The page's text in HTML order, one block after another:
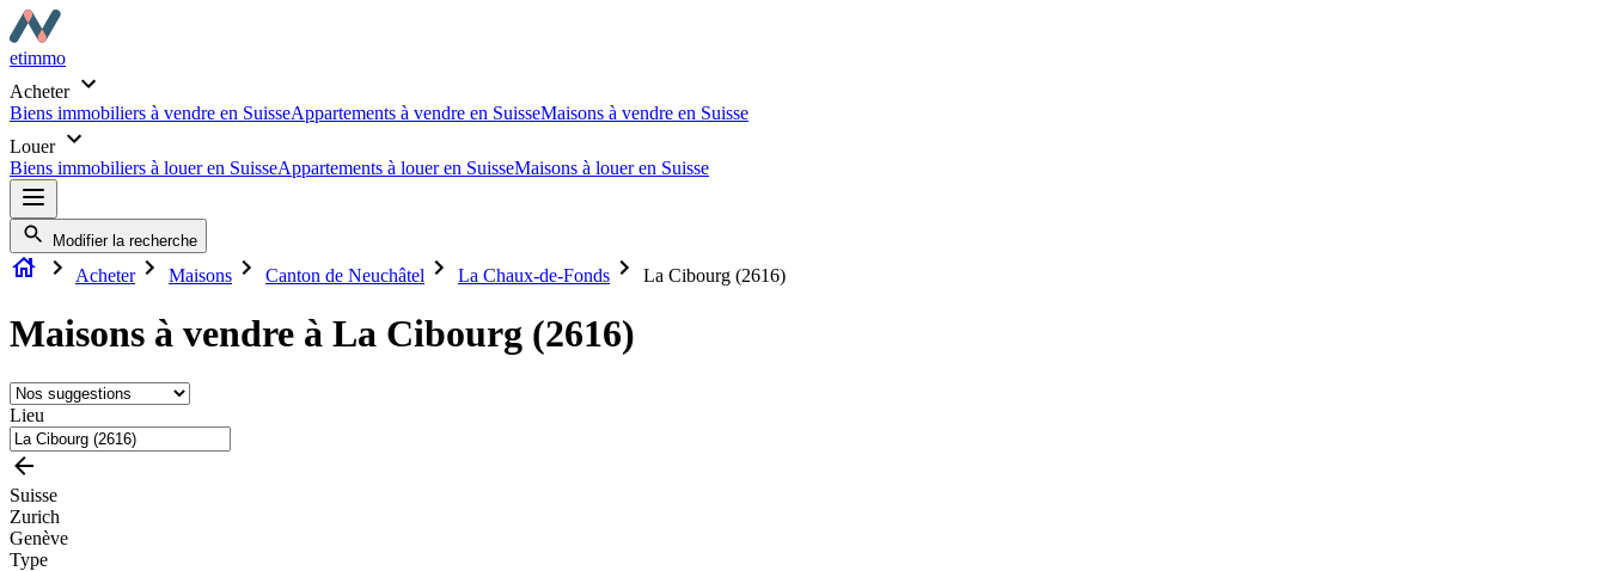
etimmo
Acheter
Biens immobiliers à vendre en SuisseAppartements à vendre en SuisseMaisons à vendre en Suisse
Louer
Biens immobiliers à louer en SuisseAppartements à louer en SuisseMaisons à louer en Suisse
Modifier la recherche
Acheter Maisons Canton de Neuchâtel La Chaux-de-Fonds La Cibourg (2616)
Maisons à vendre à La Cibourg (2616)
Lieu
Suisse
Zurich
Genève
Type